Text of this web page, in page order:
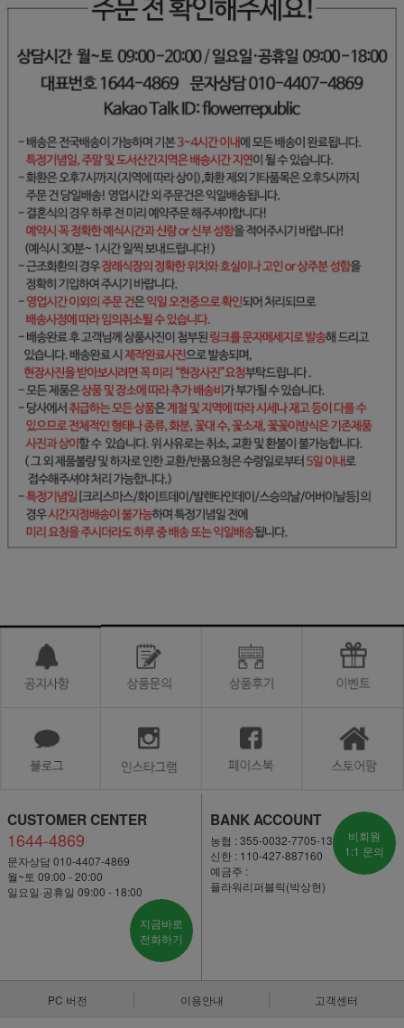
CUSTOMER CENTER
1644-4869
문자상담 010-4407-4869
월~토 09:00 - 20:00
일요일·공휴일 09:00 - 18:00
지금바로
전화하기
BANK ACCOUNT
농협 : 355-0032-7705-13
신한 : 110-427-887160
예금주 :
플라워리퍼블릭(박상현)
비회원
1:1 문의
PC 버전 이용안내 고객센터